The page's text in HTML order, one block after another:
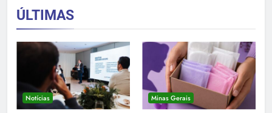
ÚLTIMAS
Notícias Minas Gerais